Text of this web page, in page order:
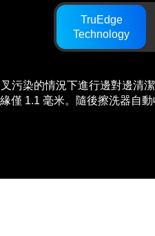
TruEdge
Technology
污染的情況下進行邊對邊
1.1 毫米。隨後擦洗器自動